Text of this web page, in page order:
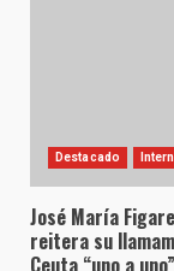
Destacado
José María
reitera su
Ceuta “uno a uno”